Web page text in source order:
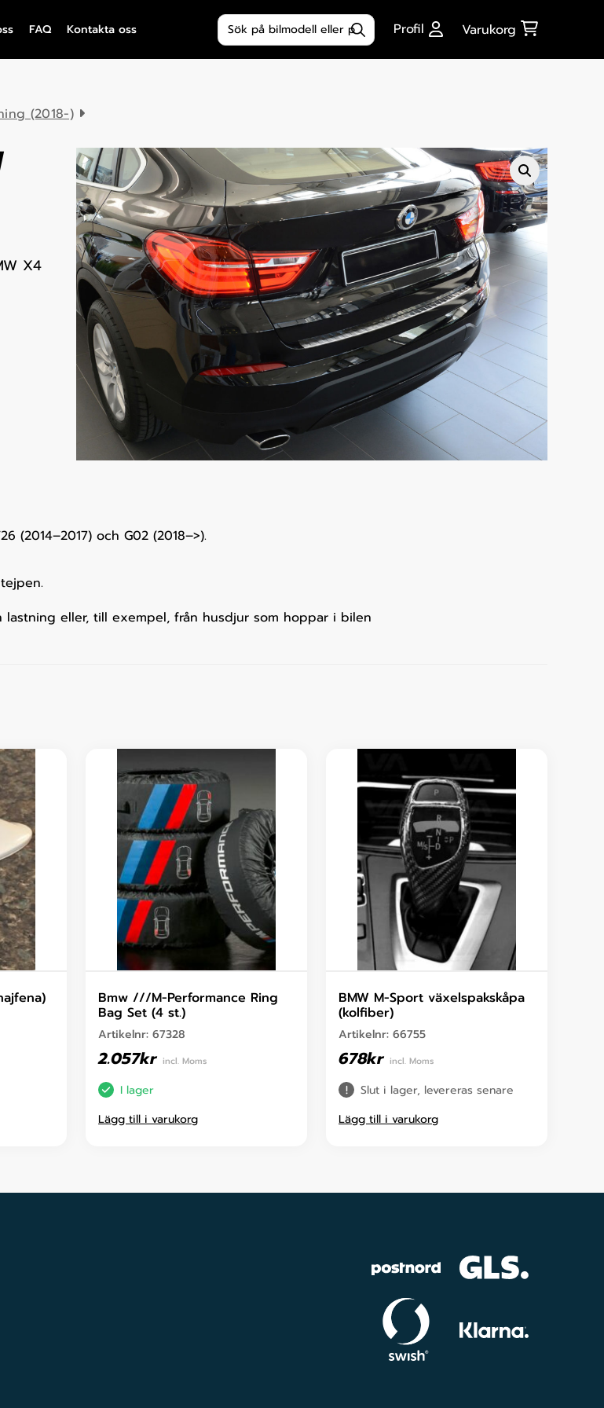
FAQ Kontakta oss
Produktsökning
Profil Varukorg
(2018-)
X4
(2014–2017) och G02 (2018–>).
eller, till exempel, från husdjur som hoppar i bilen
Bmw ///M-Performance Ring
Bag Set (4 st.)
Artikelnr: 67328
2.057kr incl. Moms
I lager
Lägg till i varukorg
BMW M-Sport växelspakskåpa
(kolfiber)
Artikelnr: 66755
678kr incl. Moms
Slut i lager, levereras senare
Lägg till i varukorg